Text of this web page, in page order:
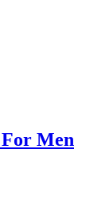
For Men